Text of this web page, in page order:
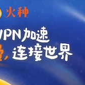
支持 [0] 反对 [0]